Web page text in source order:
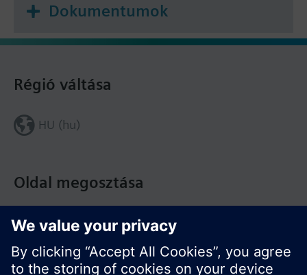
Dokumentumok
Oldal megosztása
Régió váltása
HU (hu)